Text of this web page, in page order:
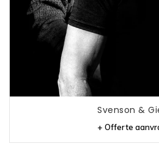
Svenson &
+ Offerte